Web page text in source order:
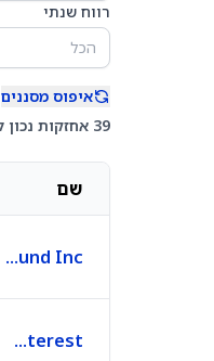
רווח שנתי
הכל
איפוס מסננים
39 אחזקות נכון ל-4 אוג 2026
שם
BlackRock MuniHoldings Fund Inc
Nuveen AMT-Free Quality Municipal Income Fund of Benef Interest